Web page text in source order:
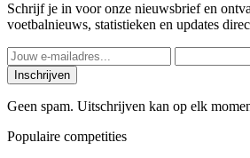
Schrijf je in voor onze nieuwsbrief en
voetbalnieuws, statistieken en updates
Inschrijven
Geen spam. Uitschrijven kan op elk
Populaire competities